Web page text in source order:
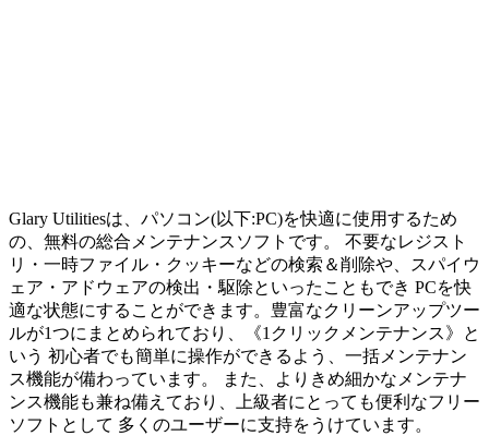
Glary Utilitiesは、パソコン(以下:PC)を快適に使用するため
の、無料の総合メンテナンスソフトです。 不要なレジスト
リ・一時ファイル・クッキーなどの検索＆削除や、スパイウ
ェア・アドウェアの検出・駆除といったこともでき PCを快
適な状態にすることができます。豊富なクリーンアップツー
ルが1つにまとめられており、《1クリックメンテナンス》と
いう 初心者でも簡単に操作ができるよう、一括メンテナン
ス機能が備わっています。 また、よりきめ細かなメンテナ
ンス機能も兼ね備えており、上級者にとっても便利なフリー
ソフトとして 多くのユーザーに支持をうけています。